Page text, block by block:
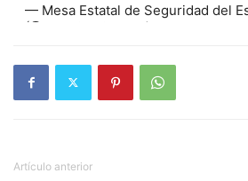
— Mesa Estatal de Seguridad del
(@MesaSegSonora)
Artículo anterior